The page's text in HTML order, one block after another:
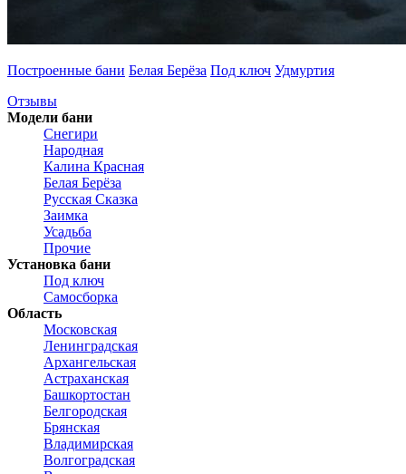
Построенные бани Белая Берёза Под ключ Удмуртия
Отзывы
Модели бани
Снегири
Народная
Калина Красная
Белая Берёза
Русская Сказка
Заимка
Усадьба
Прочие
Установка бани
Под ключ
Самосборка
Область
Московская
Ленинградская
Архангельская
Астраханская
Башкортостан
Белгородская
Брянская
Владимирская
Волгоградская